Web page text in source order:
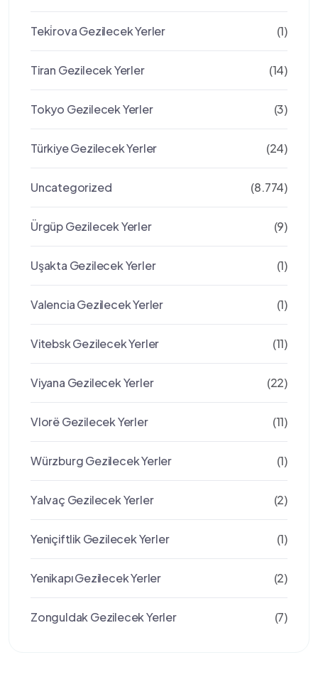
Teki̇rova Gezilecek Yerler (1)
Tiran Gezilecek Yerler (14)
Tokyo Gezilecek Yerler (3)
Türkiye Gezilecek Yerler (24)
Uncategorized (8.774)
Ürgüp Gezilecek Yerler (9)
Uşakta Gezilecek Yerler (1)
Valencia Gezilecek Yerler (1)
Vitebsk Gezilecek Yerler (11)
Viyana Gezilecek Yerler (22)
Vlorë Gezilecek Yerler (11)
Würzburg Gezilecek Yerler (1)
Yalvaç Gezilecek Yerler (2)
Yeniçiftlik Gezilecek Yerler (1)
Yenikapı Gezilecek Yerler (2)
Zonguldak Gezilecek Yerler (7)